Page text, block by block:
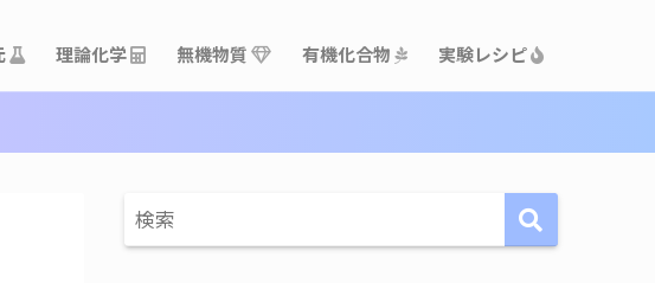
理論化学 無機物質 有機化合物 実験レシピ